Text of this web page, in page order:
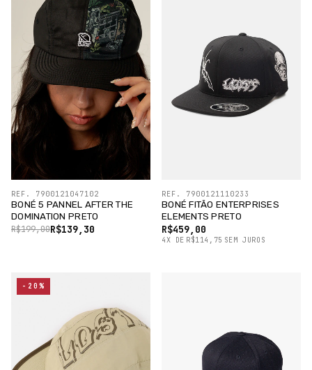
BONÉ 5 PANNEL AFTER THE
DOMINATION PRETO
R$139,30
R$199,00
REF. 7900121047102
BONÉ FITÃO ENTERPRISES
ELEMENTS PRETO
R$459,00
4X DE R$114,75 SEM JUROS
REF. 7900121110233
-20%